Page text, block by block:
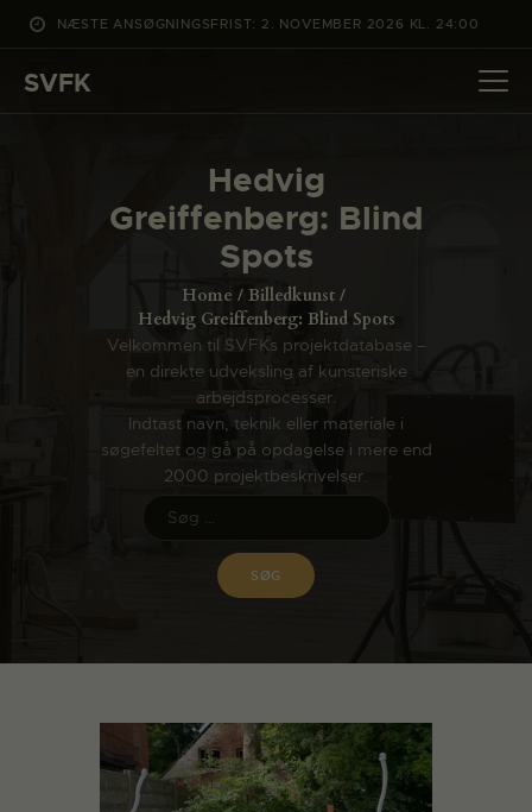
NÆSTE ANSØGNINGSFRIST: 2. NOVEMBER 2026 KL. 24:00
SVFK
Hedvig
Greiffenberg: Blind
Spots
Home
Billedkunst
Hedvig Greiffenberg: Blind Spots
Velkommen til SVFKs projektdatabase –
en direkte udveksling af kunsteriske
arbejdsprocesser.
Indtast navn, teknik eller materiale i
søgefeltet og gå på opdagelse i mere end
2000 projektbeskrivelser.
DET SKER
PROJEKTER
OM SVFK
ENGLISH